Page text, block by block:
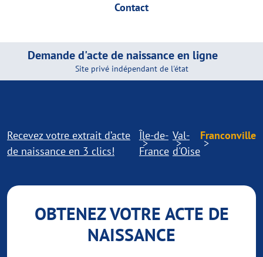
Contact
Demande d'acte de naissance en ligne
Site privé indépendant de l'état
Recevez votre extrait d’acte
de naissance en 3 clics!
Île-de-
France
Val-
d'Oise
Franconville
OBTENEZ VOTRE ACTE DE
NAISSANCE